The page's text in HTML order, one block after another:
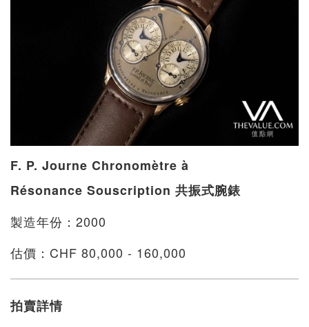
F. P. Journe Chronomètre à
Résonance Souscription 共振式腕錶
製造年份：2000
估價：CHF 80,000 - 160,000
拍賣詳情